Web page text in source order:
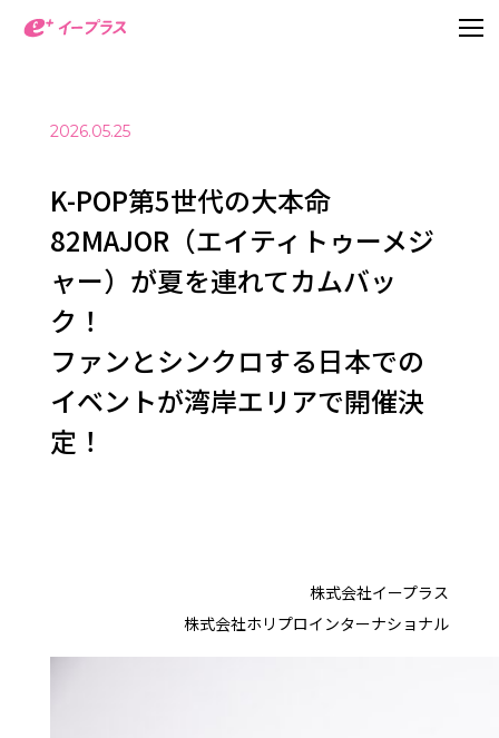
2026.05.25
K-POP第5世代の大本命
82MAJOR（エイティトゥーメジ
ャー）が夏を連れてカムバッ
ク！
ファンとシンクロする日本での
イベントが湾岸エリアで開催決
定！
株式会社イープラス
株式会社ホリプロインターナショナル